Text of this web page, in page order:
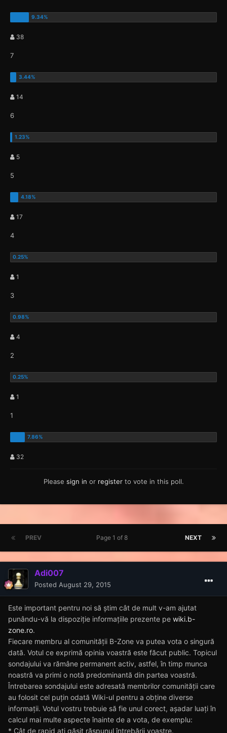
38
7
14
6
5
5
17
4
1
3
4
2
1
1
32
Please sign in or registerto vote in this poll.
PREV NEXT
Page 1 of 8
Adi007
Posted August 29, 2015
Este important pentru noi să știm cât de mult v-am ajutat
punându-vă la dispoziție informațiile prezente pe wiki.b-
zone.ro.
Fiecare membru al comunității B-Zone va putea vota o singură
dată. Votul ce exprimă opinia voastră este făcut public. Topicul
sondajului va rămâne permanent activ, astfel, în timp munca
noastră va primi o notă predominantă din partea voastră.
Întrebarea sondajului este adresată membrilor comunității care
au folosit cel puțin odată Wiki-ul pentru a obține diverse
informații. Votul vostru trebuie să fie unul corect, așadar luați în
calcul mai multe aspecte înainte de a vota, de exemplu:
* Cât de rapid ați găsit răspunul întrebării voastre.